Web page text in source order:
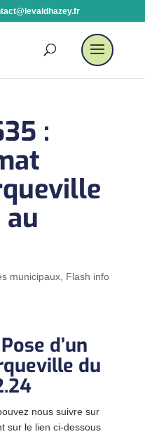
:
au
municipaux, Flash info
d’un
du
nous suivre sur
sur le lien ci-dessous